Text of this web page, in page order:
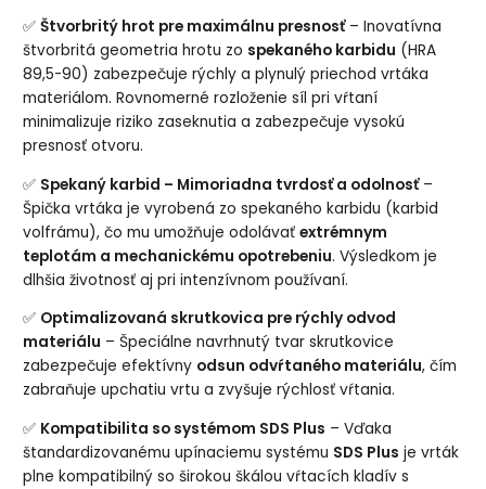
✅Štvorbritý hrot pre maximálnu presnosť– Inovatívna
štvorbritá geometria hrotu zo spekaného karbidu (HRA
89,5-90) zabezpečuje rýchly a plynulý priechod vrtáka
materiálom. Rovnomerné rozloženie síl pri vŕtaní
minimalizuje riziko zaseknutia a zabezpečuje vysokú
presnosť otvoru.
✅ Spekaný karbid – Mimoriadna tvrdosť a odolnosť–
Špička vrtáka je vyrobená zo spekaného karbidu (karbid
volfrámu), čo mu umožňuje odolávaťextrémnym
teplotám a mechanickému opotrebeniu. Výsledkom je
dlhšia životnosť aj pri intenzívnom používaní.
✅ Optimalizovaná skrutkovica pre rýchly odvod
materiálu – Špeciálne navrhnutý tvar skrutkovice
zabezpečuje efektívny odsun odvŕtaného materiálu, čím
zabraňuje upchatiu vrtu a zvyšuje rýchlosť vŕtania.
✅ Kompatibilita so systémom SDS Plus – Vďaka
štandardizovanému upínaciemu systému SDS Plus je vrták
plne kompatibilný so širokou škálou vŕtacích kladív s